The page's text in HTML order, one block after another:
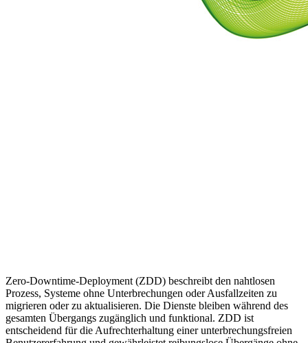
Zero-Downtime-Deployment (ZDD) beschreibt den nahtlosen
Prozess, Systeme ohne Unterbrechungen oder Ausfallzeiten zu
migrieren oder zu aktualisieren. Die Dienste bleiben während des
gesamten Übergangs zugänglich und funktional. ZDD ist
entscheidend für die Aufrechterhaltung einer unterbrechungsfreien